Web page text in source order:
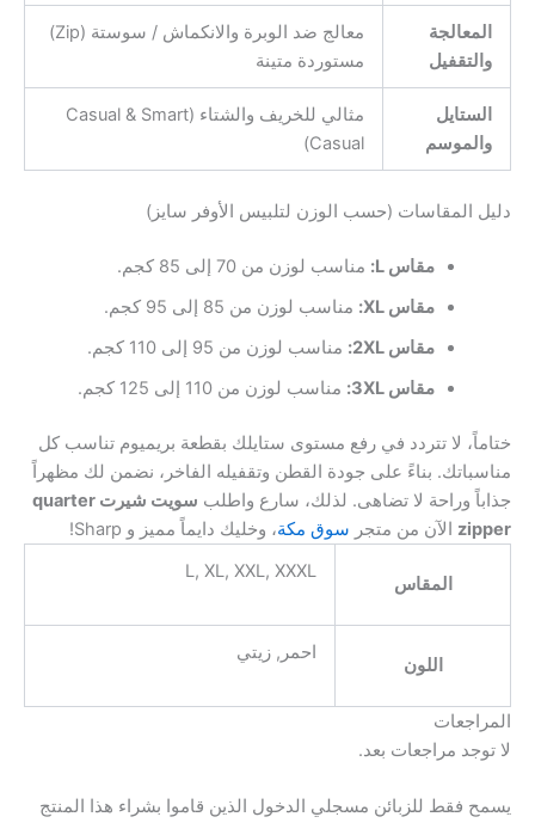
المعالجة
والتقفيل
معالج ضد الوبرة والانكماش / سوستة (Zip)
مستوردة متينة
الستايل
والموسم
مثالي للخريف والشتاء (Casual & Smart
Casual)
دليل المقاسات (حسب الوزن لتلبيس الأوفر سايز)
مقاس L:
مناسب لوزن من 70 إلى 85 كجم.
مقاس XL:
مناسب لوزن من 85 إلى 95 كجم.
مقاس 2XL:
مناسب لوزن من 95 إلى 110 كجم.
مقاس 3XL:
مناسب لوزن من 110 إلى 125 كجم.
ختاماً، لا تتردد في رفع مستوى ستايلك بقطعة بريميوم تناسب كل
مناسباتك. بناءً على جودة القطن وتقفيله الفاخر، نضمن لك مظهراً
جذاباً وراحة لا تضاهى. لذلك، سارع واطلب
سويت شيرت quarter
zipper الآن من متجر سوق مكة، وخليك دايماً مميز و Sharp!
المقاس
L, XL, XXL, XXXL
اللون
احمر, زيتي
المراجعات
لا توجد مراجعات بعد.
يسمح فقط للزبائن مسجلي الدخول الذين قاموا بشراء هذا المنتج